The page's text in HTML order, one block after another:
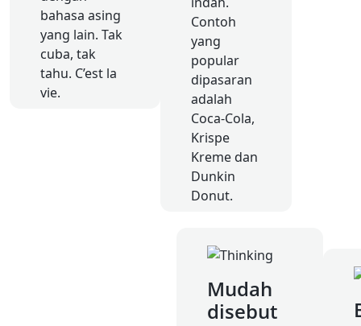
bahasa asing
yang lain. Tak
cuba, tak
tahu. C’est la
vie.
Contoh
yang
popular
dipasaran
adalah
Coca-Cola,
Krispe
Kreme dan
Dunkin
Donut.
Mudah
disebut